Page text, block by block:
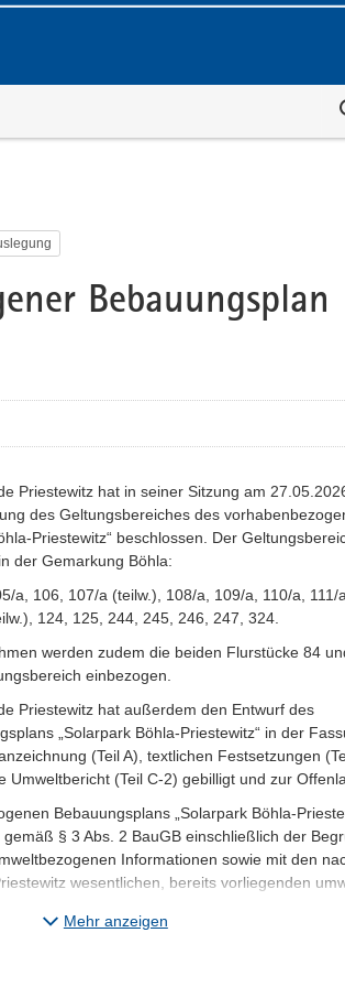
Bebauungsplan
Priestewitz hat in seiner Sitzung am
des Geltungsbereiches des
Priestewitz“ beschlossen. Der
der Gemarkung Böhla:
a, 106, 107/a (teilw.), 108/a, 109/a, 110/a, 111/
124, 125, 244, 245, 246, 247, 324.
werden zudem die beiden Flurstücke 84
einbezogen.
Priestewitz hat außerdem den Entwurf des
„Solarpark Böhla-Priestewitz“ in der
(Teil A), textlichen Festsetzungen
Umweltbericht (Teil C-2) gebilligt und zur
Bebauungsplans „Solarpark Böhla-
§ 3 Abs. 2 BauGB einschließlich der
Informationen sowie mit den
wesentlichen, bereits vorliegenden
Mehr anzeigen